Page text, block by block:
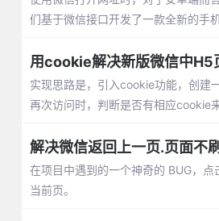
们基于微信接口开发了一款全新的手
用cookie解决新版微信中H5
实现思路是，引入cookie功能，创建
再次访问时，判断是否有相应cookie
解决微信返回上一页.页面不
在项目中遇到的一个神奇的 BUG，
当前页。